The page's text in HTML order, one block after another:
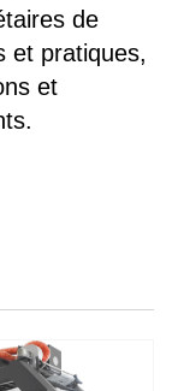
de
et pratiques,
et